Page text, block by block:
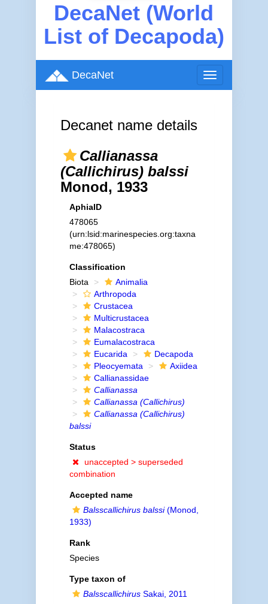
DecaNet (World
List of Decapoda)
Toggle
navigation
DecaNet
Decanet name details
Callianassa
(Callichirus) balssi
Monod, 1933
AphiaID
478065
(urn:lsid:marinespecies.org:taxna
me:478065)
Classification
Biota
Animalia
Arthropoda
Crustacea
Multicrustacea
Malacostraca
Eumalacostraca
Eucarida
Decapoda
Pleocyemata
Axiidea
Callianassidae
Callianassa
Callianassa (Callichirus)
Callianassa (Callichirus)
balssi
Status
unaccepted > superseded
combination
Accepted name
Balsscallichirus balssi(Monod,
1933)
Rank
Species
Type taxon of
BalsscallichirusSakai, 2011